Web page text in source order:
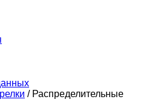
/ Распределительные